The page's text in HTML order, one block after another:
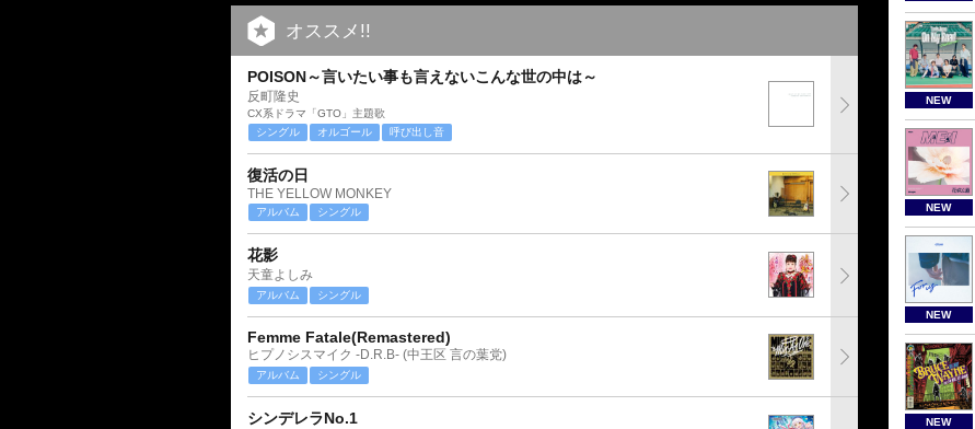
オススメ!!
POISON～言いたい事も言えないこんな世の中は～
反町隆史
CX系ドラマ「GTO」主題歌
シングル
オルゴール 呼び出し音
復活の日
THE YELLOW MONKEY
アルバム シングル
花影
天童よしみ
アルバム シングル
Femme Fatale(Remastered)
ヒプノシスマイク -D.R.B- (中王区 言の葉党)
アルバム シングル
シンデレラNo.1
NEW
NEW
NEW
NEW